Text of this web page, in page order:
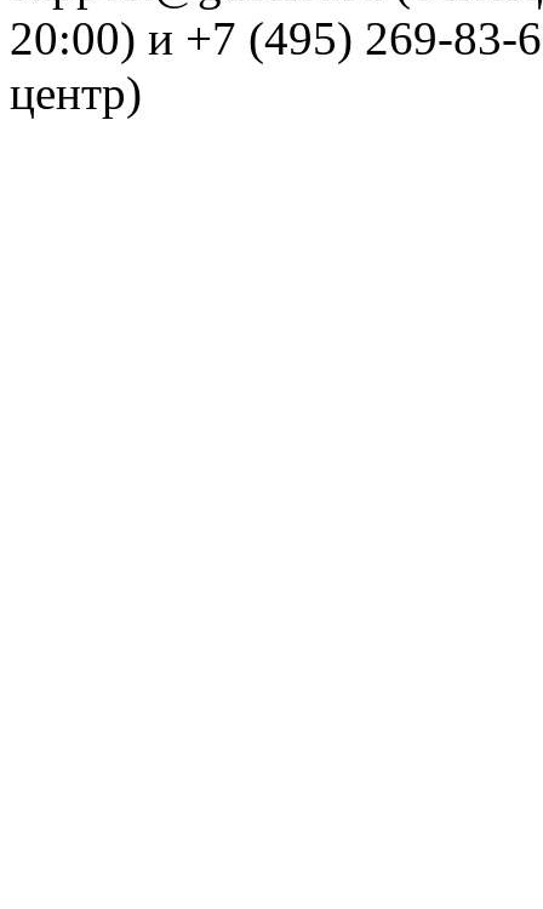
20:00) и +7 (495) 269-83-
центр)